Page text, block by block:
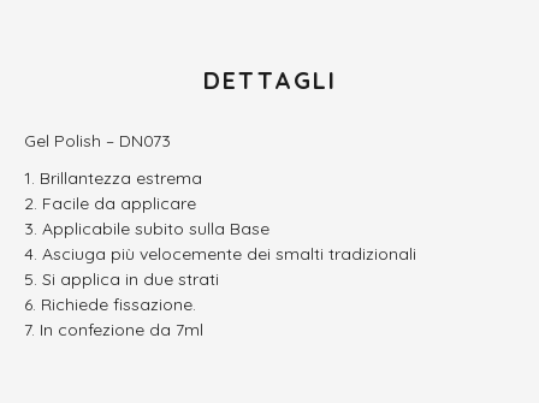
DETTAGLI
Gel Polish – DN073
Brillantezza estrema
Facile da applicare
Applicabile subito sulla Base
Asciuga più velocemente dei smalti tradizionali
Si applica in due strati
Richiede fissazione.
In confezione da 7ml